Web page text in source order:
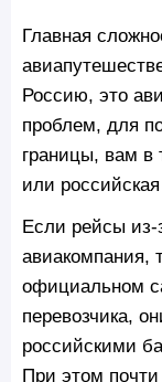
Главная
Россию, это
проблем, для
границы, вам в
или
Если рейсы из-
авиакомпания,
официальном
перевозчика,
российскими
При этом